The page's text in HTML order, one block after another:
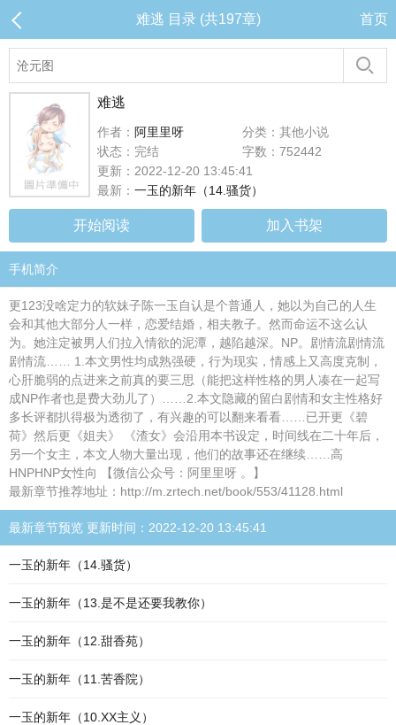
难逃 目录 (共197章) 首页
难逃
作者： 阿里里呀
分类：其他小说
状态：完结
字数：752442
更新：2022-12-20 13:45:41
最新： 一玉的新年（14.骚货）
开始阅读 加入书架
手机简介
更123没啥定力的软妹子陈一玉自认是个普通人，她以为自己的人生
会和其他大部分人一样，恋爱结婚，相夫教子。然而命运不这么认
为。她注定被男人们拉入情欲的泥潭，越陷越深。NP。剧情流剧情流
剧情流…… 1.本文男性均成熟强硬，行为现实，情感上又高度克制，
心肝脆弱的点进来之前真的要三思（能把这样性格的男人凑在一起写
成NP作者也是费大劲儿了）……2.本文隐藏的留白剧情和女主性格好
多长评都扒得极为透彻了，有兴趣的可以翻来看看……已开更《碧
荷》然后更《姐夫》 《渣女》会沿用本书设定，时间线在二十年后，
另一个女主，本文人物大量出现，他们的故事还在继续……高
HNPHNP女性向 【微信公众号：阿里里呀 。】
最新章节推荐地址：http://m.zrtech.net/book/553/41128.html
最新章节预览 更新时间：2022-12-20 13:45:41
一玉的新年（14.骚货）
一玉的新年（13.是不是还要我教你）
一玉的新年（12.甜香苑）
一玉的新年（11.苦香院）
一玉的新年（10.XX主义）